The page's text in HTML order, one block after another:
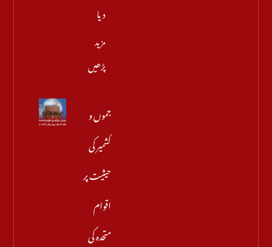
دیا
مزید
پڑھیں
جموں و
کشمیر کی
حیثیت پر
اقوام
متحدہ کی